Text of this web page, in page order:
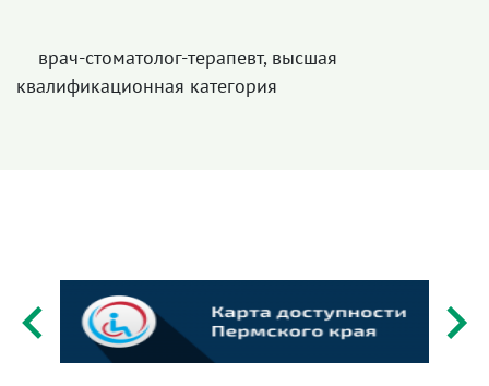
врач-стоматолог-терапевт, высшая
квалификационная категория